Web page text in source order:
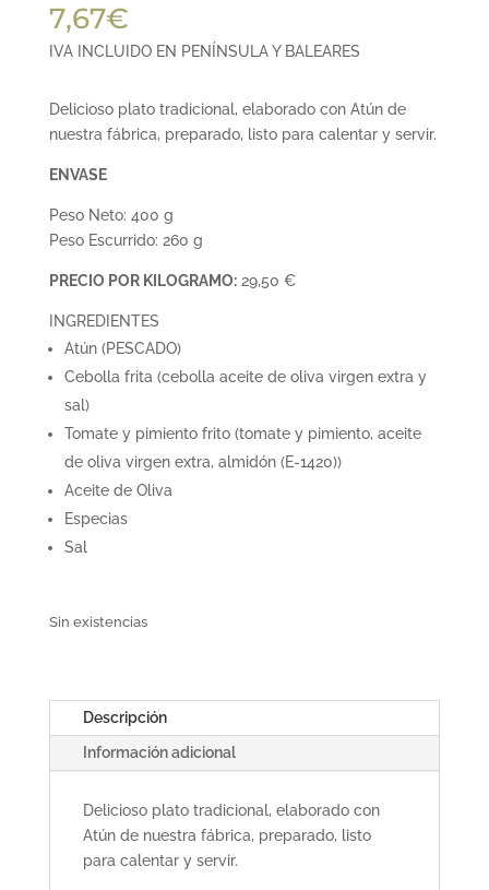
7,67€
IVA INCLUIDO EN PENÍNSULA Y BALEARES
Delicioso plato tradicional, elaborado con Atún de
nuestra fábrica, preparado, listo para calentar y servir.
ENVASE
Peso Neto: 400 g
Peso Escurrido: 260 g
PRECIO POR KILOGRAMO:29,50 €
INGREDIENTES
Atún (PESCADO)
Cebolla frita (cebolla aceite de oliva virgen extra y
sal)
Tomate y pimiento frito (tomate y pimiento, aceite
de oliva virgen extra, almidón (E-1420))
Aceite de Oliva
Especias
Sal
Sin existencias
Descripción
Información adicional
Delicioso plato tradicional, elaborado con
Atún de nuestra fábrica, preparado, listo
para calentar y servir.